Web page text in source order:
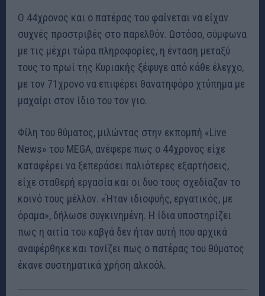
Ο 44χρονος και ο πατέρας του φαίνεται να είχαν
συχνές προστριβές στο παρελθόν. Ωστόσο, σύμφωνα
με τις μέχρι τώρα πληροφορίες, η ένταση μεταξύ
τους το πρωί της Κυριακής ξέφυγε από κάθε έλεγχο,
με τον 71χρονο να επιφέρει θανατηφόρο χτύπημα με
μαχαίρι στον ίδιο του τον γιο.
Φίλη του θύματος, μιλώντας στην εκπομπή «Live
News» του MEGA, ανέφερε πως ο 44χρονος είχε
καταφέρει να ξεπεράσει παλιότερες εξαρτήσεις,
είχε σταθερή εργασία και οι δυο τους σχεδίαζαν το
κοινό τους μέλλον. «Ήταν ιδιοφυής, εργατικός, με
όραμα», δήλωσε συγκινημένη. Η ίδια υποστηρίζει
πως η αιτία του καβγά δεν ήταν αυτή που αρχικά
αναφέρθηκε και τονίζει πως ο πατέρας του θύματος
έκανε συστηματικά χρήση αλκοόλ.